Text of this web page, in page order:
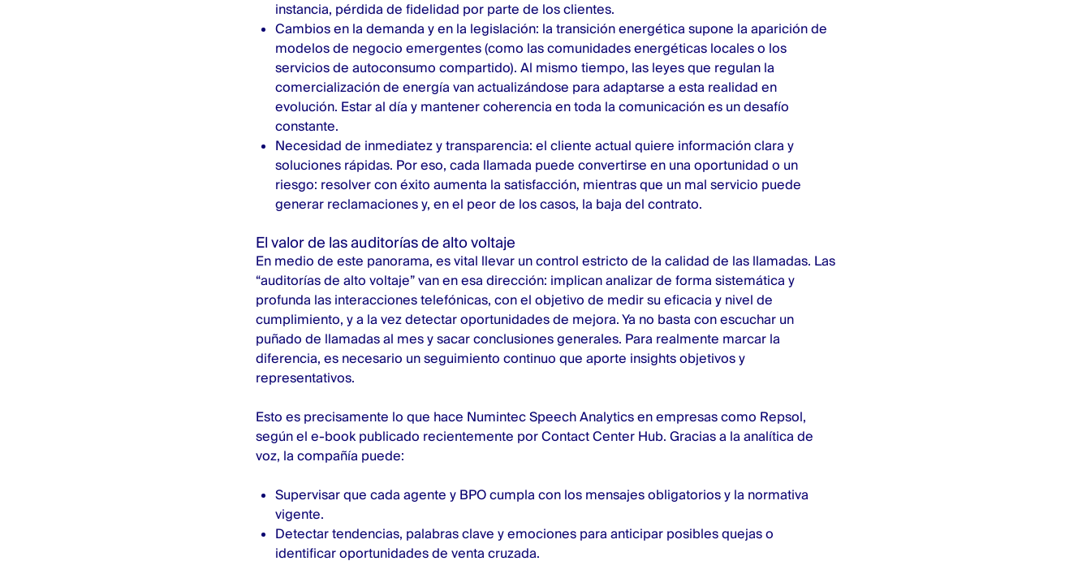
instancia, pérdida de fidelidad por parte de los clientes.
Cambios en la demanda y en la legislación: la transición energética supone la aparición de
modelos de negocio emergentes (como las comunidades energéticas locales o los
servicios de autoconsumo compartido). Al mismo tiempo, las leyes que regulan la
comercialización de energía van actualizándose para adaptarse a esta realidad en
evolución. Estar al día y mantener coherencia en toda la comunicación es un desafío
constante.
Necesidad de inmediatez y transparencia: el cliente actual quiere información clara y
soluciones rápidas. Por eso, cada llamada puede convertirse en una oportunidad o un
riesgo: resolver con éxito aumenta la satisfacción, mientras que un mal servicio puede
generar reclamaciones y, en el peor de los casos, la baja del contrato.
El valor de las auditorías de alto voltaje
En medio de este panorama, es vital llevar un control estricto de la calidad de las llamadas. Las
“auditorías de alto voltaje” van en esa dirección: implican analizar de forma sistemática y
profunda las interacciones telefónicas, con el objetivo de medir su eficacia y nivel de
cumplimiento, y a la vez detectar oportunidades de mejora. Ya no basta con escuchar un
puñado de llamadas al mes y sacar conclusiones generales. Para realmente marcar la
diferencia, es necesario un seguimiento continuo que aporte insights objetivos y
representativos.
Esto es precisamente lo que hace Numintec Speech Analyticsen empresas como Repsol,
según el e-book publicado recientemente por Contact Center Hub. Gracias a la analítica de
voz, la compañía puede:
Supervisar que cada agente y BPO cumpla con los mensajes obligatorios y la normativa
vigente.
Detectar tendencias, palabras clave y emociones para anticipar posibles quejas o
identificar oportunidades de venta cruzada.